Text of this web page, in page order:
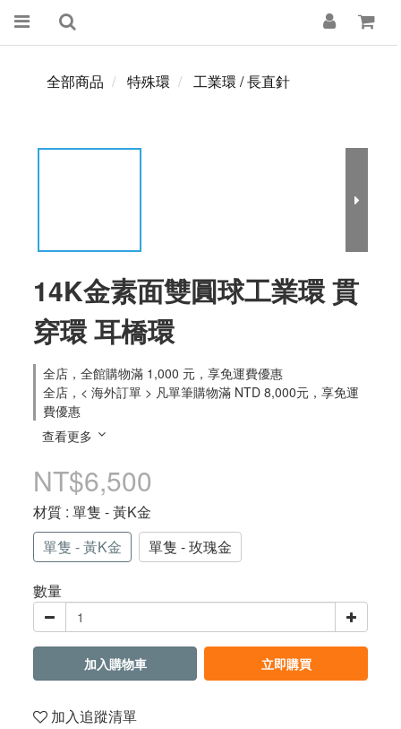
全部商品 特殊環 工業環 / 長直針
14K金素面雙圓球工業環 貫
穿環 耳橋環
全店，全館購物滿 1,000 元，享免運費優惠
全店，< 海外訂單 > 凡單筆購物滿 NTD 8,000元，享免運
費優惠
查看更多
NT$6,500
材質 : 單隻 - 黃K金
單隻 - 黃K金
單隻 - 玫瑰金
數量
加入購物車 立即購買
加入追蹤清單